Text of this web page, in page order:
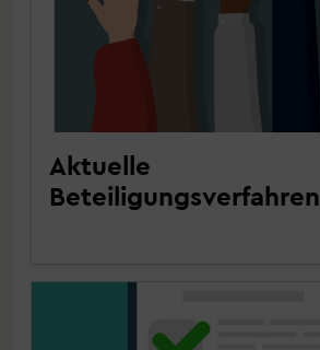
Aktuelle
Beteiligungsverfahren